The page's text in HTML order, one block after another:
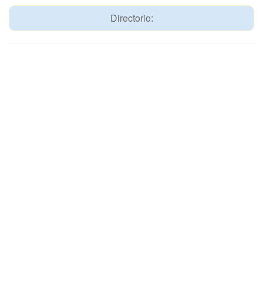
Directorio: